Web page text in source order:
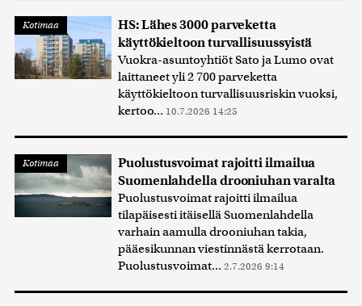
Kotimaa
HS: Lähes 3000 parveketta
käyttökieltoon turvallisuussyistä
Vuokra-asuntoyhtiöt Sato ja Lumo ovat
laittaneet yli 2 700 parveketta
käyttökieltoon turvallisuusriskin vuoksi,
kertoo... 10.7.2026 14:25
Kotimaa
Puolustusvoimat rajoitti ilmailua
Suomenlahdella drooniuhan varalta
Puolustusvoimat rajoitti ilmailua
tilapäisesti itäisellä Suomenlahdella
varhain aamulla drooniuhan takia,
pääesikunnan viestinnästä kerrotaan.
Puolustusvoimat... 2.7.2026 9:14